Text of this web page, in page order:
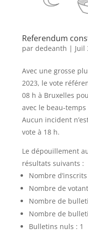
Referendum
par dedeanth | Juil
Avec une grosse
2023, le vote
08 h à Bruxelles
avec le beau-
Aucun incident
vote à 18 h.
Le dépouillement
résultats suivants :
Nombre
Nombre de
Nombre de
Nombre de
Bulletins nuls : 1